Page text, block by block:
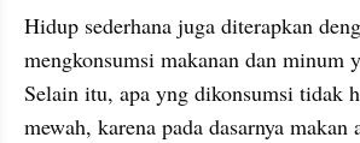
Hidup sederhana juga diterapkan
mengkonsumsi makanan dan minum
Selain itu, apa yng dikonsumsi tidak
mewah, karena pada dasarnya makan